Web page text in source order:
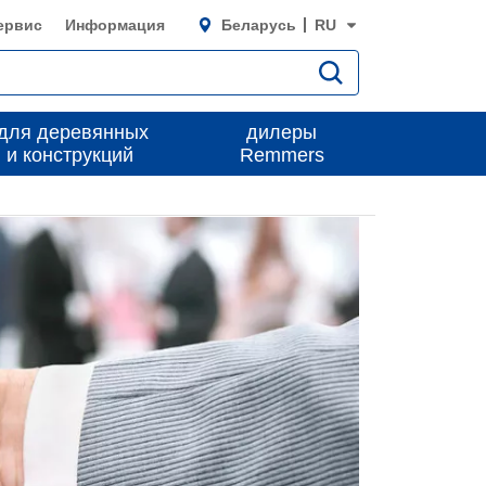
Информация Беларусь RU
деревянных
конструкций
дилеры
Remmers